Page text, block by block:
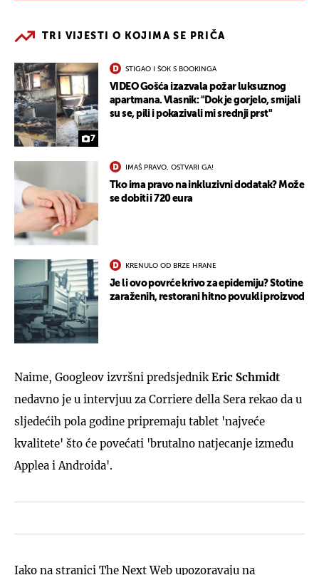
TRI VIJESTI O KOJIMA SE PRIČA
7
STIGAO I ŠOK S BOOKINGA
VIDEO Gošća izazvala požar luksuznog
apartmana. Vlasnik: "Dok je gorjelo, smijali
su se, pili i pokazivali mi srednji prst"
IMAŠ PRAVO, OSTVARI GA!
Tko ima pravo na inkluzivni dodatak? Može
se dobiti i 720 eura
KRENULO OD BRZE HRANE
Je li ovo povrće krivo za epidemiju? Stotine
zaraženih, restorani hitno povukli proizvod
Naime, Googleov izvršni predsjednik Eric Schmidt
nedavno je u intervjuu za Corriere della Sera rekao da u
sljedećih pola godine pripremaju tablet 'najveće
kvalitete' što će povećati 'brutalno natjecanje između
Applea i Androida'.
Iako na stranici The Next Web upozoravaju na